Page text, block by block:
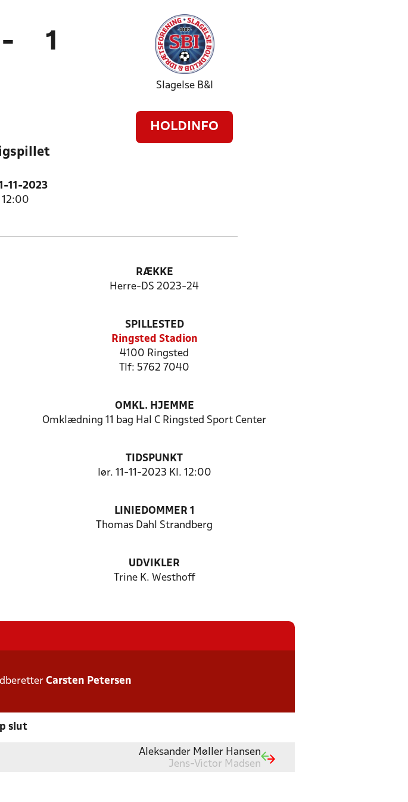
- 1
Slagelse B&I
HOLDINFO
11-2023
12:00
RÆKKE
Herre-DS 2023-24
SPILLESTED
Ringsted Stadion
4100 Ringsted
Tlf: 5762 7040
OMKL. HJEMME
Omklædning 11 bag Hal C Ringsted Sport Center
TIDSPUNKT
lør. 11-11-2023 Kl. 12:00
LINIEDOMMER 1
Thomas Dahl Strandberg
UDVIKLER
Trine K. Westhoff
Carsten Petersen
slut
Aleksander Møller Hansen
Jens-Victor Madsen